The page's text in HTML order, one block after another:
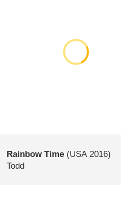
Rainbow Time (USA 2016)
Todd